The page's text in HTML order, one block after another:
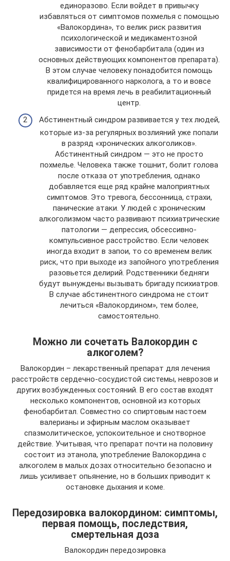
единоразово. Если войдет в привычку
избавляться от симптомов похмелья с помощью
«Валокордина», то велик риск развития
психологической и медикаментозной
зависимости от фенобарбитала (один из
основных действующих компонентов препарата).
В этом случае человеку понадобится помощь
квалифицированного нарколога, а то и вовсе
придется на время лечь в реабилитационный
центр.
Абстинентный синдром развивается у тех людей,
которые из-за регулярных возлияний уже попали
в разряд «хронических алкоголиков».
Абстинентный синдром — это не просто
похмелье. Человека также тошнит, болит голова
после отказа от употребления, однако
добавляется еще ряд крайне малоприятных
симптомов. Это тревога, бессонница, страхи,
панические атаки. У людей с хроническим
алкоголизмом часто развивают психиатрические
патологии — депрессия, обсессивно-
компульсивное расстройство. Если человек
иногда входит в запои, то со временем велик
риск, что при выходе из запойного употребления
разовьется делирий. Родственники бедняги
будут вынуждены вызывать бригаду психиатров.
В случае абстинентного синдрома не стоит
лечиться «Валокордином», тем более,
самостоятельно.
Можно ли сочетать Валокордин с
алкоголем?
Валокордин – лекарственный препарат для лечения
расстройств сердечно-сосудистой системы, неврозов и
других возбужденных состояний. В его состав входят
несколько компонентов, основной из которых
фенобарбитал. Совместно со спиртовым настоем
валерианы и эфирным маслом оказывает
спазмолитическое, успокоительное и снотворное
действие. Учитывая, что препарат почти на половину
состоит из этанола, употребление Валокордина с
алкоголем в малых дозах относительно безопасно и
лишь усиливает опьянение, но в больших приводит к
остановке дыхания и коме.
Передозировка валокордином: симптомы,
первая помощь, последствия,
смертельная доза
Валокордин передозировка